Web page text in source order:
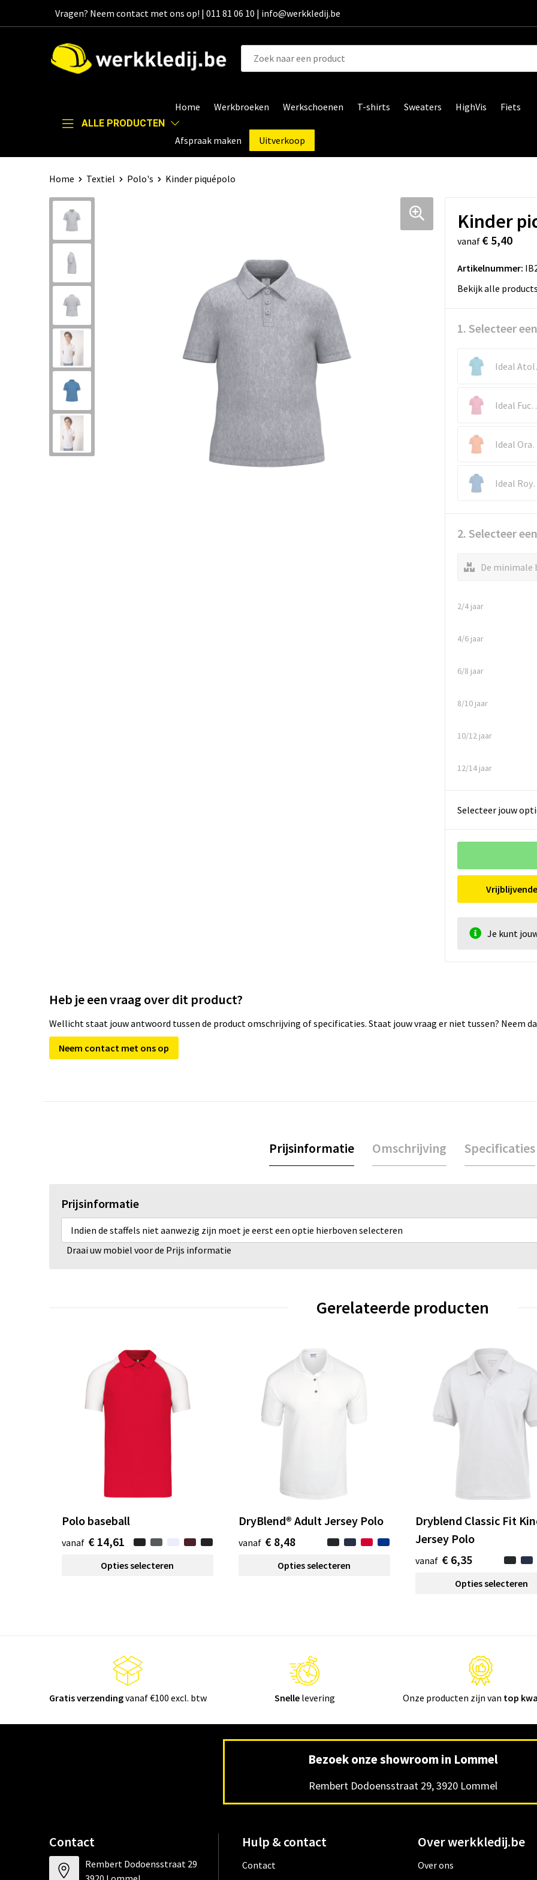
Vragen? Neem contact met ons op! | 011 81 06 10 | info@werkkledij.be
ALLE PRODUCTEN
Home Werkbroeken Werkschoenen T-shirts Sweaters HighVis Fiets
Afspraak maken Uitverkoop
Home Textiel Polo's Kinder piquépolo
Kinder
vanaf € 5,40
Artikelnummer:
Bekijk alle
1. Selecteer
Ideal
2. Selecteer
De minimale
2/4 jaar
4/6 jaar
6/8 jaar
8/10 jaar
10/12 jaar
12/14 jaar
Selecteer jouw
Je kunt
Heb je een vraag over dit product?
Wellicht staat jouw antwoord tussen de product omschrijving of specificaties. Staat jouw vraag er niet tussen? Neem
Neem contact met ons op
Prijsinformatie Omschrijving Specificaties
Prijsinformatie
Indien de staffels niet aanwezig zijn moet je eerst een optie hierboven selecteren
Draai uw mobiel voor de Prijs informatie
Gerelateerde producten
Polo baseball
vanaf € 14,61
Opties selecteren
DryBlend® Adult Jersey Polo
vanaf € 8,48
Opties selecteren
Dryblend Classic Fit
Jersey Polo
vanaf € 6,35
Opties selecteren
Gratis verzendingvanaf €100 excl. btw Snellelevering Onze producten zijn van top
Bezoek onze showroom in Lommel
Rembert Dodoensstraat 29, 3920 Lommel
Contact
Rembert Dodoensstraat 29
Hulp & contact
Contact
Over werkkledij.be
Over ons